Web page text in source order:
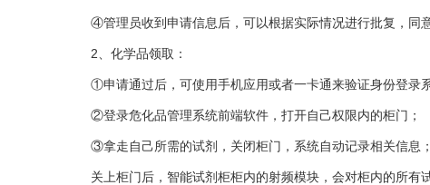
④管理员收到申请信息后，可以根据实际情况进行批复，同意
2、化学品领取：
①申请通过后，可使用手机应用或者一卡通来验证身份登录系
②登录危化品管理系统前端软件，打开自己权限内的柜门；
③拿走自己所需的试剂，关闭柜门，系统自动记录相关信息；
关上柜门后，智能试剂柜柜内的射频模块，会对柜内的所有